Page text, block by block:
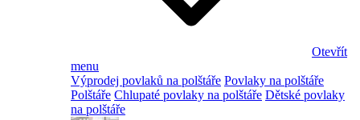
Otevřít
menu
Výprodej povlaků na polštáře Povlaky na polštáře
Polštáře Chlupaté povlaky na polštáře Dětské povlaky
na polštáře